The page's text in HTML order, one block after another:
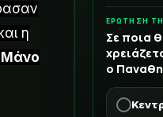
η
Μάνο
ΕΡΩΤΗΣΗ
Σε ποια
ο